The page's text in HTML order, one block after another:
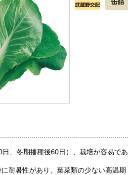
、冬期播種後60日）、栽培が容易で
耐暑性があり、葉菜類の少ない高温